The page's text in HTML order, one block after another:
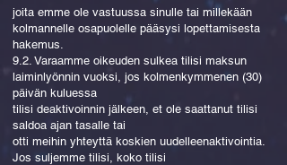
joita emme ole vastuussa sinulle tai millekään
kolmannelle osapuolelle pääsysi lopettamisesta
hakemus.
9.2. Varaamme oikeuden sulkea tilisi maksun
laiminlyönnin vuoksi, jos kolmenkymmenen (30)
päivän kuluessa
tilisi deaktivoinnin jälkeen, et ole saattanut tilisi
saldoa ajan tasalle tai
otti meihin yhteyttä koskien uudelleenaktivointia.
Jos suljemme tilisi, koko tilisi